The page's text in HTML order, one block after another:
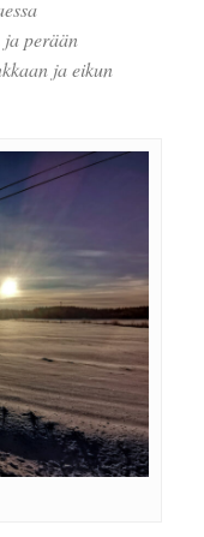
perään
ja eikun